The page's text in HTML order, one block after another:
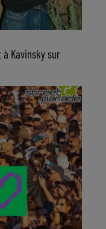
à Kavinsky sur